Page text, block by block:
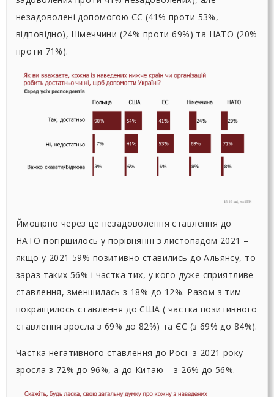
незадоволені допомогою ЄС (41% проти 53%,
відповідно), Німеччини (24% проти 69%) та НАТО (20%
проти 71%).
Ймовірно через це незадоволення ставлення до
НАТО погіршилось у порівнянні з листопадом 2021 –
якщо у 2021 59% позитивно ставились до Альянсу, то
зараз таких 56% і частка тих, у кого дуже сприятливе
ставлення, зменшилась з 18% до 12%. Разом з тим
покращилось ставлення до США ( частка позитивного
ставлення зросла з 69% до 82%) та ЄС (з 69% до 84%).
Частка негативного ставлення до Росії з 2021 року
зросла з 72% до 96%, а до Китаю – з 26% до 56%.